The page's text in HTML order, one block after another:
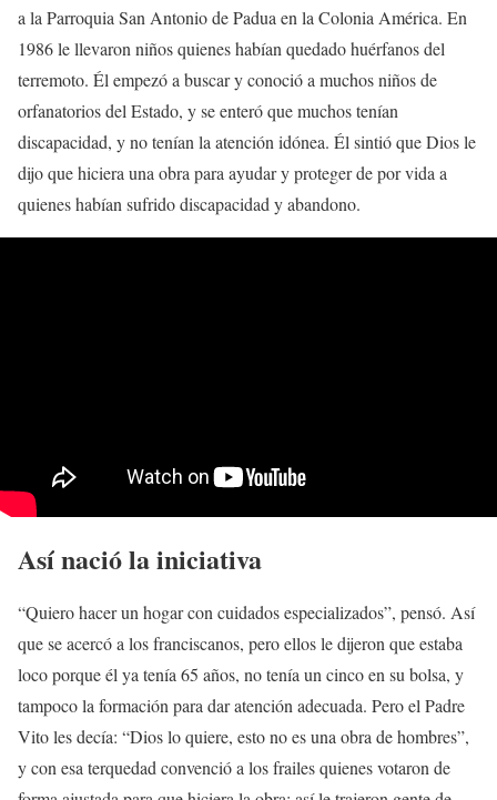
a la Parroquia San Antonio de Padua en la Colonia América. En
1986 le llevaron niños quienes habían quedado huérfanos del
terremoto. Él empezó a buscar y conoció a muchos niños de
orfanatorios del Estado, y se enteró que muchos tenían
discapacidad, y no tenían la atención idónea. Él sintió que Dios le
dijo que hiciera una obra para ayudar y proteger de por vida a
quienes habían sufrido discapacidad y abandono.
Así nació la iniciativa
“Quiero hacer un hogar con cuidados especializados”, pensó. Así
que se acercó a los franciscanos, pero ellos le dijeron que estaba
loco porque él ya tenía 65 años, no tenía un cinco en su bolsa, y
tampoco la formación para dar atención adecuada. Pero el Padre
Vito les decía: “Dios lo quiere, esto no es una obra de hombres”,
y con esa terquedad convenció a los frailes quienes votaron de